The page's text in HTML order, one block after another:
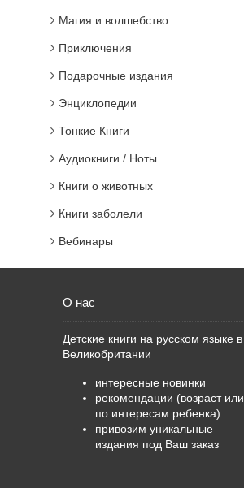
Магия и волшебство
Приключения
Подарочные издания
Энциклопедии
Тонкие Книги
Аудиокниги / Ноты
Книги о животных
Книги заболели
Вебинары
О нас
Детские книги на русском языке в
Великобритании
интересные новинки
рекомендации (возраст или
по интересам ребенка)
привозим уникальные
издания под Ваш заказ